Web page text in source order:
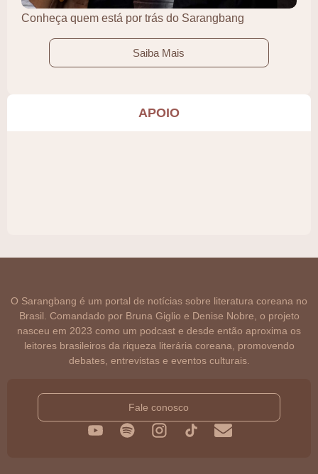
Conheça quem está por trás do Sarangbang
Saiba Mais
APOIO
O Sarangbang é um portal de notícias sobre literatura coreana no
Brasil. Comandado por Bruna Giglio e Denise Nobre, o projeto
nasceu em 2023 como um podcast e desde então aproxima os
leitores brasileiros da riqueza literária coreana, promovendo
debates, entrevistas e eventos culturais.
Fale conosco